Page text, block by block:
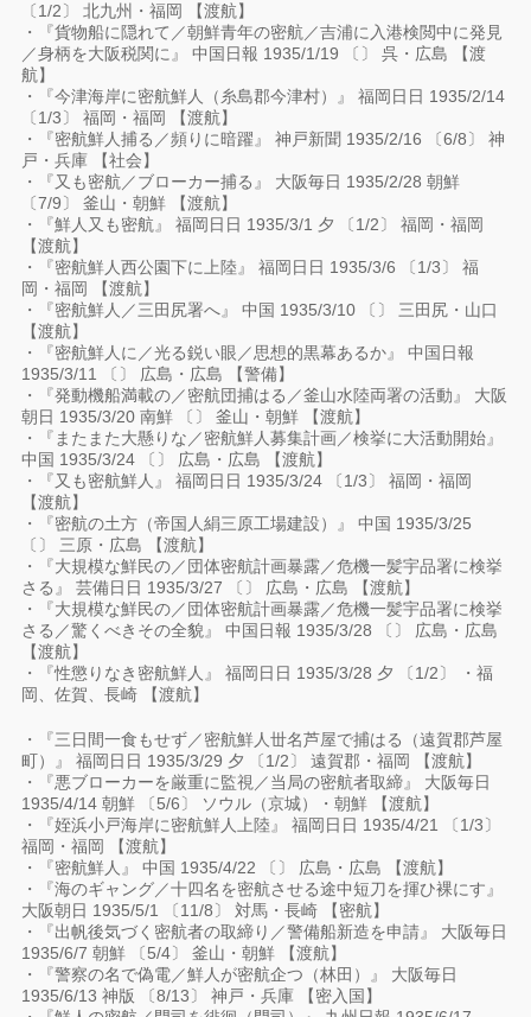
〔1/2〕 北九州・福岡 【渡航】
・『貨物船に隠れて／朝鮮青年の密航／吉浦に入港検閲中に発見
／身柄を大阪税関に』 中国日報 1935/1/19 〔〕 呉・広島 【渡
航】
・『今津海岸に密航鮮人（糸島郡今津村）』 福岡日日 1935/2/14
〔1/3〕 福岡・福岡 【渡航】
・『密航鮮人捕る／頻りに暗躍』 神戸新聞 1935/2/16 〔6/8〕 神
戸・兵庫 【社会】
・『又も密航／ブローカー捕る』 大阪毎日 1935/2/28 朝鮮
〔7/9〕 釜山・朝鮮 【渡航】
・『鮮人又も密航』 福岡日日 1935/3/1 夕 〔1/2〕 福岡・福岡
【渡航】
・『密航鮮人西公園下に上陸』 福岡日日 1935/3/6 〔1/3〕 福
岡・福岡 【渡航】
・『密航鮮人／三田尻署へ』 中国 1935/3/10 〔〕 三田尻・山口
【渡航】
・『密航鮮人に／光る鋭い眼／思想的黒幕あるか』 中国日報
1935/3/11 〔〕 広島・広島 【警備】
・『発動機船満載の／密航団捕はる／釜山水陸両署の活動』 大阪
朝日 1935/3/20 南鮮 〔〕 釜山・朝鮮 【渡航】
・『またまた大懸りな／密航鮮人募集計画／検挙に大活動開始』
中国 1935/3/24 〔〕 広島・広島 【渡航】
・『又も密航鮮人』 福岡日日 1935/3/24 〔1/3〕 福岡・福岡
【渡航】
・『密航の土方（帝国人絹三原工場建設）』 中国 1935/3/25
〔〕 三原・広島 【渡航】
・『大規模な鮮民の／団体密航計画暴露／危機一髪宇品署に検挙
さる』 芸備日日 1935/3/27 〔〕 広島・広島 【渡航】
・『大規模な鮮民の／団体密航計画暴露／危機一髪宇品署に検挙
さる／驚くべきその全貌』 中国日報 1935/3/28 〔〕 広島・広島
【渡航】
・『性懲りなき密航鮮人』 福岡日日 1935/3/28 夕 〔1/2〕 ・福
岡、佐賀、長崎 【渡航】
・『三日間一食もせず／密航鮮人丗名芦屋で捕はる（遠賀郡芦屋
町）』 福岡日日 1935/3/29 夕 〔1/2〕 遠賀郡・福岡 【渡航】
・『悪ブローカーを厳重に監視／当局の密航者取締』 大阪毎日
1935/4/14 朝鮮 〔5/6〕 ソウル（京城）・朝鮮 【渡航】
・『姪浜小戸海岸に密航鮮人上陸』 福岡日日 1935/4/21 〔1/3〕
福岡・福岡 【渡航】
・『密航鮮人』 中国 1935/4/22 〔〕 広島・広島 【渡航】
・『海のギャング／十四名を密航させる途中短刀を揮ひ裸にす』
大阪朝日 1935/5/1 〔11/8〕 対馬・長崎 【密航】
・『出帆後気づく密航者の取締り／警備船新造を申請』 大阪毎日
1935/6/7 朝鮮 〔5/4〕 釜山・朝鮮 【渡航】
・『警察の名で偽電／鮮人が密航企つ（林田）』 大阪毎日
1935/6/13 神版 〔8/13〕 神戸・兵庫 【密入国】